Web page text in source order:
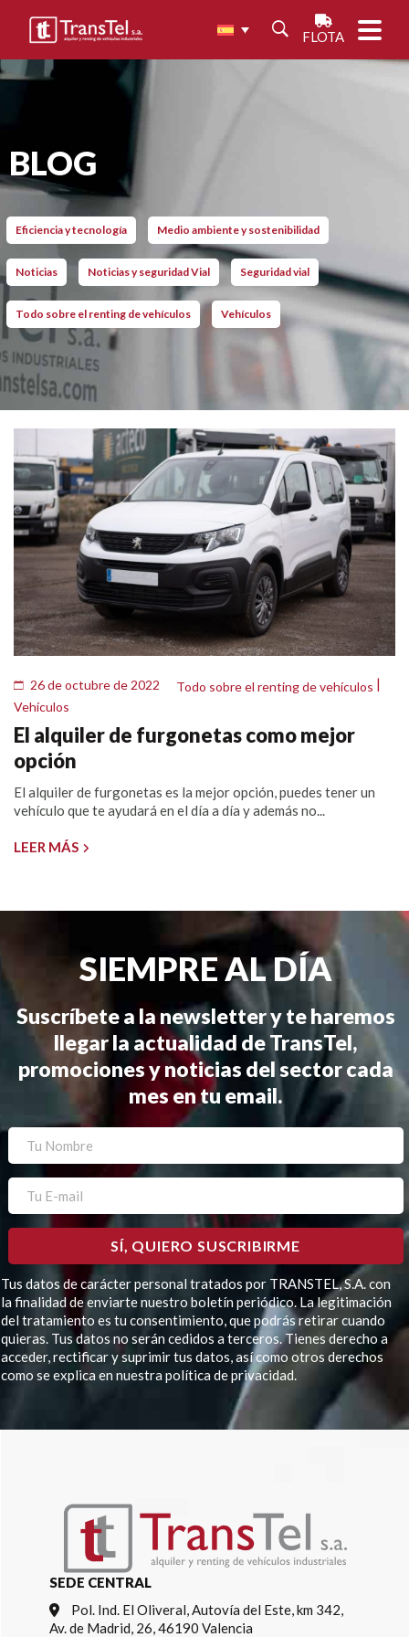
FLOTA
BLOG
Eficiencia y tecnología Medio ambiente y sostenibilidad
Noticias Noticias y seguridad Vial Seguridad vial
Todo sobre el renting de vehículos Vehículos
26 de octubre de 2022 Todo sobre el renting de vehículos |
Vehículos
El alquiler de furgonetas como mejor
opción
El alquiler de furgonetas es la mejor opción, puedes tener un
vehículo que te ayudará en el día a día y además no...
LEER MÁS
SIEMPRE AL DÍA
Suscríbete a la newsletter y te haremos
llegar la actualidad de TransTel,
promociones y noticias del sector cada
mes en tu email.
Tus datos de carácter personal tratados por TRANSTEL, S.A. con
la finalidad de enviarte nuestro boletín periódico. La legitimación
del tratamiento es tu consentimiento, que podrás retirar cuando
quieras. Tus datos no serán cedidos a terceros. Tienes derecho a
acceder, rectificar y suprimir tus datos, así como otros derechos
como se explica en nuestra política de privacidad.
SEDE CENTRAL
Pol. Ind. El Oliveral, Autovía del Este, km 342,
Av. de Madrid, 26, 46190 Valencia